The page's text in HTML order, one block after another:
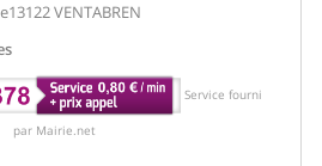
13122 VENTABREN
Service fourni
par Mairie.net